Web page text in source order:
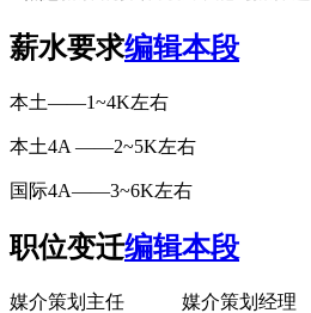
薪水要求编辑本段
本土——1~4K左右
本土4A ——2~5K左右
国际4A——3~6K左右
职位变迁编辑本段
媒介策划主任 媒介策划